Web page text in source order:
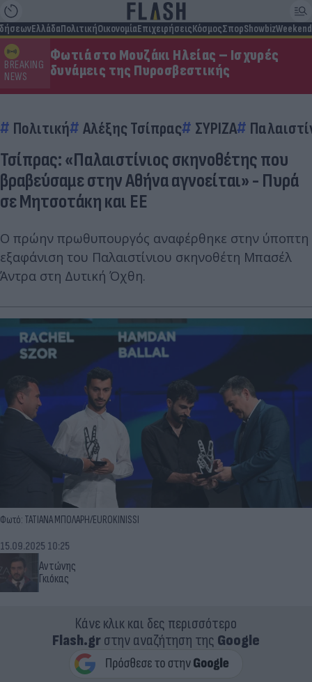
ΕλλάδαΠολιτικήΟικονομίαΕπιχειρήσειςΚόσμοςΣπορShowbizWeekend
BREAKING
NEWS
Φωτιά στο Μουζάκι Ηλείας – Ισχυρές
δυνάμεις της Πυροσβεστικής
Πολιτική Αλέξης Τσίπρας ΣΥΡΙΖΑ
Τσίπρας: «Παλαιστίνιος σκηνοθέτης που
βραβεύσαμε στην Αθήνα αγνοείται» - Πυρά
σε Μητσοτάκη και ΕΕ
Ο πρώην πρωθυπουργός αναφέρθηκε στην ύποπτη
εξαφάνιση του Παλαιστίνιου σκηνοθέτη Μπασέλ
Άντρα στη Δυτική Όχθη.
Φωτό: ΤΑΤΙΑΝΑ ΜΠΟΛΑΡΗ/EUROKINISSI
Αντώνης
Γκιόκας
15.09.2025 10:25
Κάνε κλικ και δες περισσότερο
Flash.grστην αναζήτηση της Google